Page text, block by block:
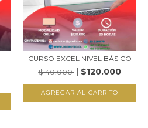
CURSO EXCEL NIVEL BÁSICO
$140.000
$120.000